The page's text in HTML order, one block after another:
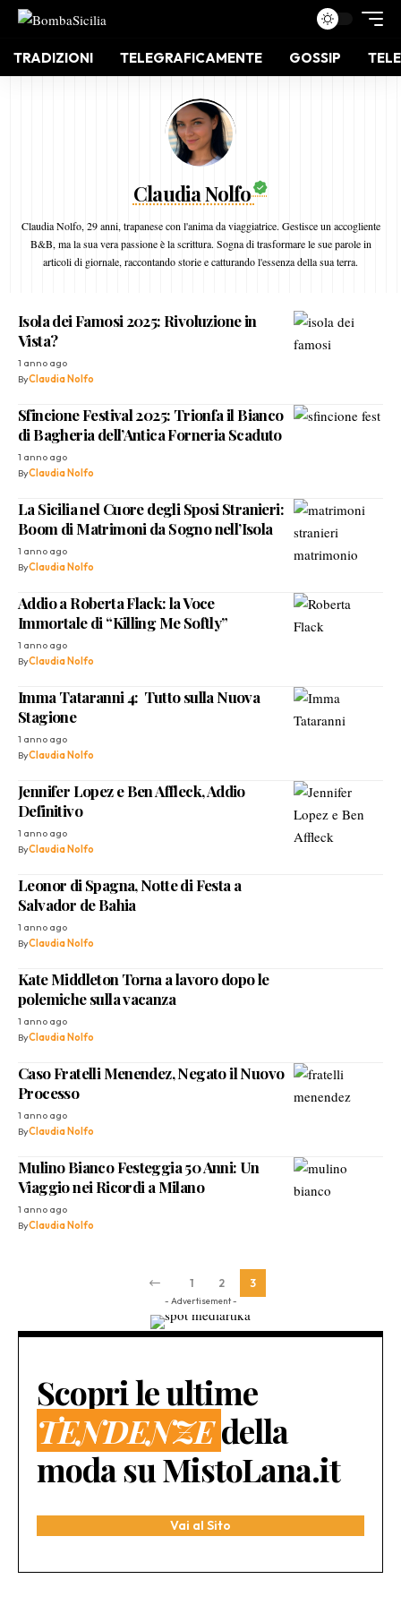
TRADIZIONI TELEGRAFICAMENTE GOSSIP
Claudia Nolfo
Claudia Nolfo, 29 anni, trapanese con l'anima da viaggiatrice. Gestisce un accogliente
B&B, ma la sua vera passione è la scrittura. Sogna di trasformare le sue parole in
articoli di giornale, raccontando storie e catturando l'essenza della sua terra.
Isola dei Famosi 2025: Rivoluzione in
Vista?
1 anno ago
ByClaudia Nolfo
Sfincione Festival 2025: Trionfa il Bianco
di Bagheria dell’Antica Forneria Scaduto
1 anno ago
ByClaudia Nolfo
La Sicilia nel Cuore degli Sposi Stranieri:
Boom di Matrimoni da Sogno nell’Isola
1 anno ago
ByClaudia Nolfo
Addio a Roberta Flack: la Voce
Immortale di “Killing Me Softly”
1 anno ago
ByClaudia Nolfo
Imma Tataranni 4: Tutto sulla Nuova
Stagione
1 anno ago
ByClaudia Nolfo
Jennifer Lopez e Ben Affleck, Addio
Definitivo
1 anno ago
ByClaudia Nolfo
Leonor di Spagna, Notte di Festa a
Salvador de Bahia
1 anno ago
ByClaudia Nolfo
Kate Middleton Torna a lavoro dopo le
polemiche sulla vacanza
1 anno ago
ByClaudia Nolfo
Caso Fratelli Menendez, Negato il Nuovo
Processo
1 anno ago
ByClaudia Nolfo
Mulino Bianco Festeggia 50 Anni: Un
Viaggio nei Ricordi a Milano
1 anno ago
ByClaudia Nolfo
1 2 3
- Advertisement -
Scopri le ultime
TENDENZEdella
moda su MistoLana.it
Vai al Sito